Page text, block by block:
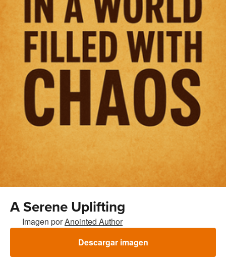
A Serene Uplifting
Imagen porAnointed Author
Descargar imagen